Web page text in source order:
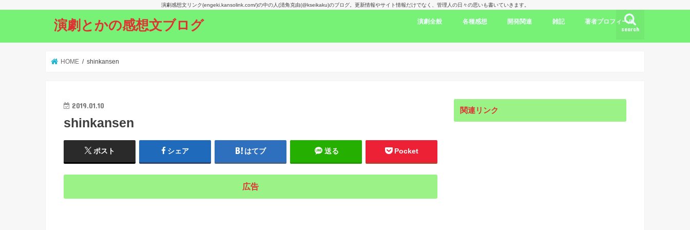
演劇感想文リンク(engeki.kansolink.com/)の中の人(清角克由(@kseikaku)のブログ。更新情報やサイト情報だけでなく、管理人の日々の思いも書いていきます。
演劇とかの感想文ブログ search
演劇全般
演劇感想文リンク
舞台で見た人のドラマ出演情報
楽しみな舞台！
演劇賞
各種感想
劇評 海外劇評
書評 KDP
映画評
旅行記
開発関連
開発言語
iPhone/Mac
WordPress
Ubuntu
集合知/人工知能
雑記
日本
アメリカ
韓国
中国
著者プロフィール
HOME shinkansen
2019.01.10
shinkansen
ポスト シェア はてブ 送る Pocket
広告
関連リンク